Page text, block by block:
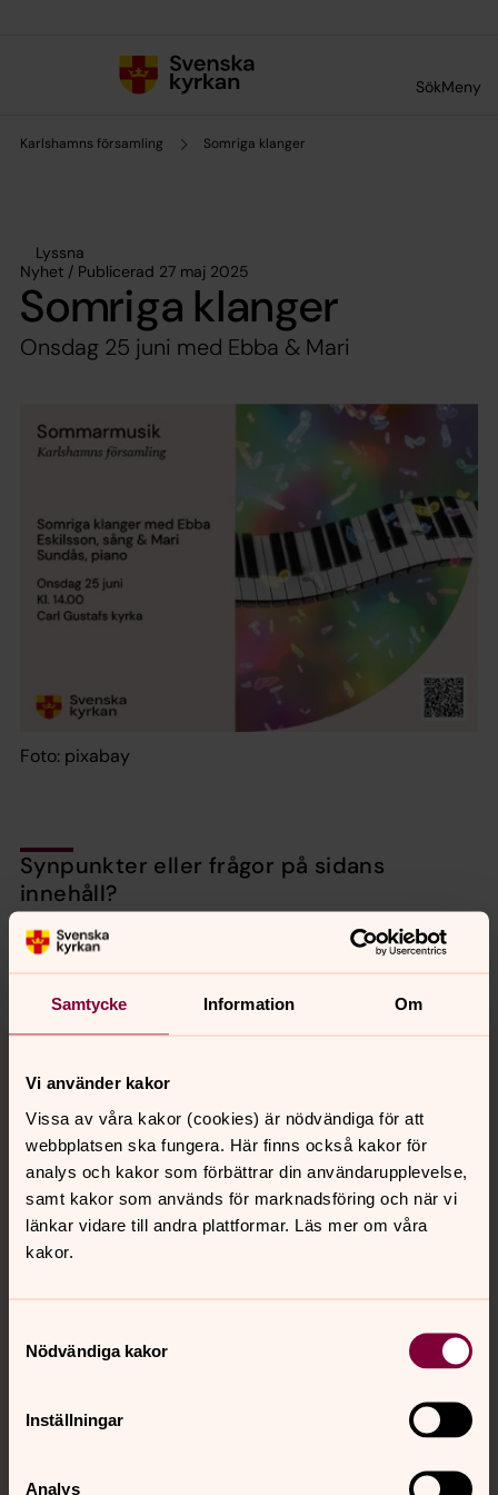
Samtycke Information Om
Vi använder kakor
Vissa av våra kakor (cookies) är nödvändiga för att
webbplatsen ska fungera. Här finns också kakor för
analys och kakor som förbättrar din användarupplevelse,
samt kakor som används för marknadsföring och när vi
länkar vidare till andra plattformar. Läs mer om våra
kakor.
Nödvändiga kakor
Inställningar
Analys
SökMeny
Karlshamns församling Somriga klanger
Lyssna
Nyhet / Publicerad 27 maj 2025
Somriga klanger
Onsdag 25 juni med Ebba & Mari
Foto: pixabay
Synpunkter eller frågor på sidans
innehåll?
karlshamn.forsamling@svenskakyrkan.se
Tillbaka till toppen
Tillbaka till innehållet
Kontakt
Kalender